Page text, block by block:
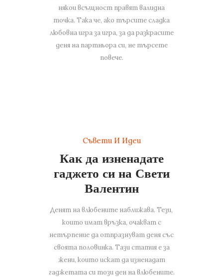
някои всъщност правят валидна
точка. Така че, ако търсите сладка
любовна игра за игра, за да разкрасите
деня на партньора си, не търсете
повече.
Съвети И Идеи
Как да изненадате
гаджето си на Свети
Валентин
Денят на влюбените наближава. Тези,
които имат връзка, очакват с
нетърпение да отпразнуват деня със
своята половинка. Тази статия е за
жени, които искат да изненадат
гаджетата си този ден на влюбените.